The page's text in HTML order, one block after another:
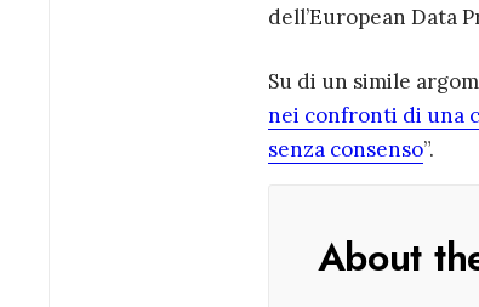
dell’European Data
Su di un simile
nei confronti di una
senza consenso”.
About